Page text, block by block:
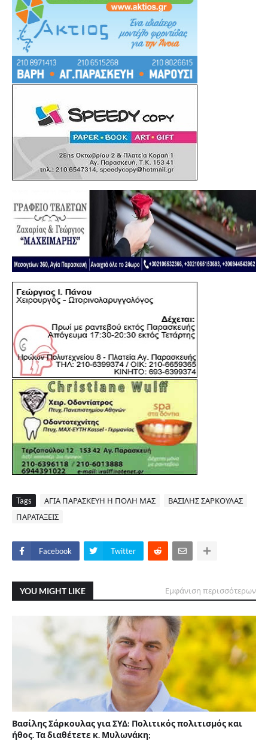
Tags ΑΓΙΑ ΠΑΡΑΣΚΕΥΗ Η ΠΟΛΗ ΜΑΣ
ΒΑΣΙΛΗΣ ΣΑΡΚΟΥΛΑΣ
ΠΑΡΑΤΑΞΕΙΣ
Facebook Twitter
YOU MIGHT LIKE Εμφάνιση περισσότερων
Βασίλης Σάρκουλας για ΣΥΔ: Πολιτικός πολιτισμός και
ήθος. Τα διαθέτετε κ. Μυλωνάκη;